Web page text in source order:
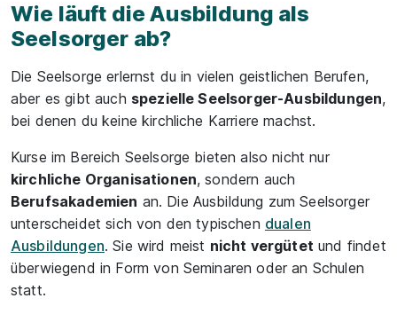
Wie läuft die Ausbildung als
Seelsorger ab?
Die Seelsorge erlernst du in vielen geistlichen Berufen,
aber es gibt auch spezielle Seelsorger-Ausbildungen,
bei denen du keine kirchliche Karriere machst.
Kurse im Bereich Seelsorge bieten also nicht nur
kirchliche Organisationen, sondern auch
Berufsakademien an. Die Ausbildung zum Seelsorger
unterscheidet sich von den typischen dualen
Ausbildungen. Sie wird meist nicht vergütet und findet
überwiegend in Form von Seminaren oder an Schulen
statt.